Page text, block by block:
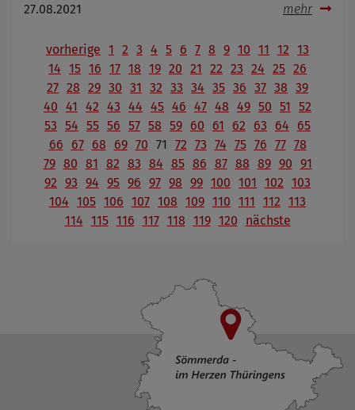
27.08.2021 mehr
vorherige 1 2 3 4 5 6 7 8 9 10 11 12 13
14 15 16 17 18 19 20 21 22 23 24 25 26
27 28 29 30 31 32 33 34 35 36 37 38 39
40 41 42 43 44 45 46 47 48 49 50 51
52
53 54 55 56 57 58 59 60 61 62 63 64
65
66
67 68 69 70 71 72 73 74 75 76 77 78
79 80 81 82 83 84 85 86 87 88 89 90 91
92 93 94 95 96 97 98 99 100 101 102 103
104 105 106 107 108 109 110 111 112 113
114 115 116 117 118 119 120 nächste